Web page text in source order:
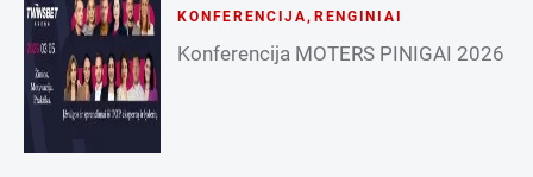
KONFERENCIJA, RENGINIAI
Konferencija MOTERS PINIGAI 2026